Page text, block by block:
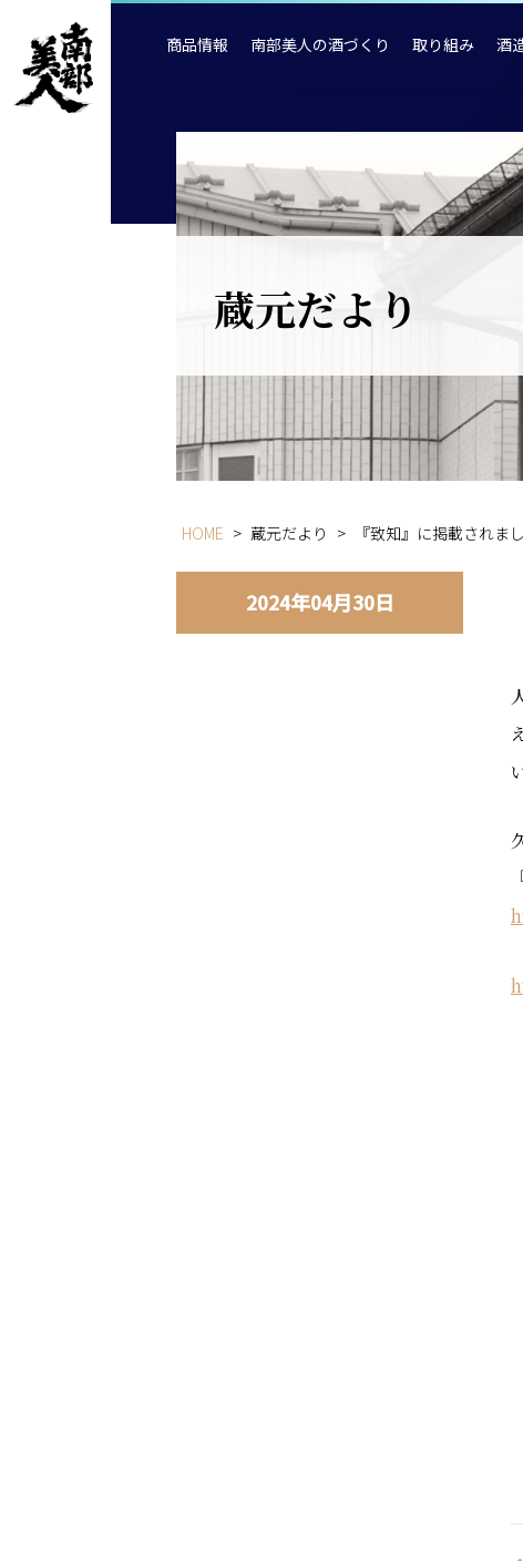
商品情報 南部美人の酒づくり 取り組み 酒
蔵元だより
HOME > 蔵元だより > 『致知』に掲載されまし
2024年04月30日